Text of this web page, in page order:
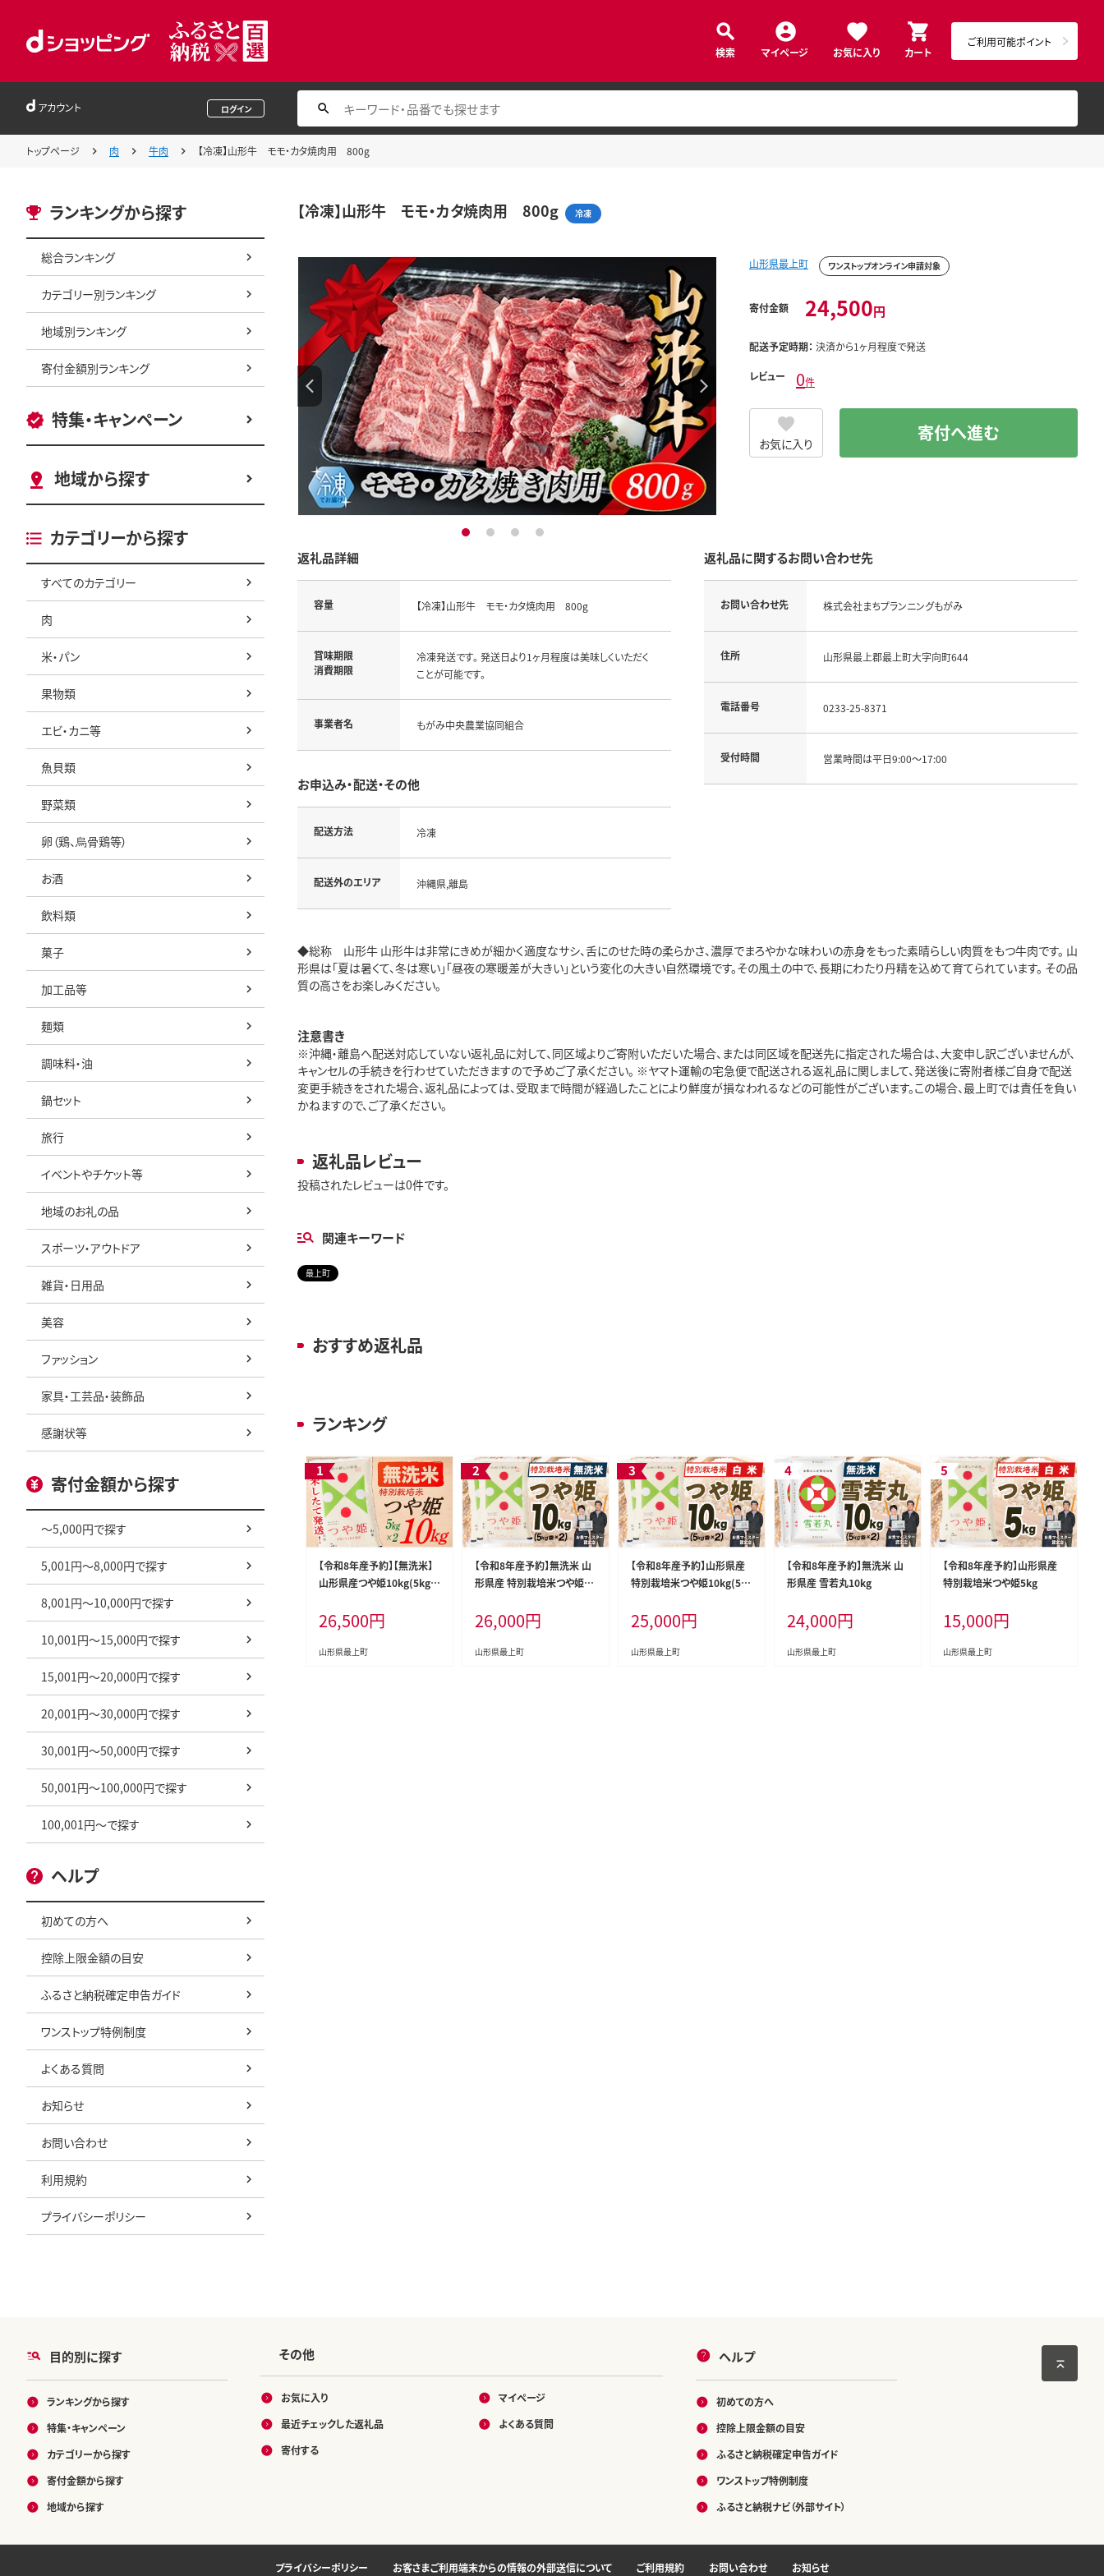
検索 マイページ お気に入り カート
ご利用可能ポイント
アカウント ログイン
トップページ 肉 牛肉 【冷凍】山形牛 モモ・カタ焼肉用 800g
ランキングから探す
総合ランキング
カテゴリー別ランキング
地域別ランキング
寄付金額別ランキング
特集・キャンペーン
地域から探す
カテゴリーから探す
すべてのカテゴリー
肉
米・パン
果物類
エビ・カニ等
魚貝類
野菜類
卵（鶏、烏骨鶏等）
お酒
飲料類
菓子
加工品等
麺類
調味料・油
鍋セット
旅行
イベントやチケット等
地域のお礼の品
スポーツ・アウトドア
雑貨・日用品
美容
ファッション
家具・工芸品・装飾品
感謝状等
寄付金額から探す
～5,000円で探す
5,001円～8,000円で探す
8,001円～10,000円で探す
10,001円～15,000円で探す
15,001円～20,000円で探す
20,001円～30,000円で探す
30,001円～50,000円で探す
50,001円～100,000円で探す
100,001円～で探す
ヘルプ
初めての方へ
控除上限金額の目安
ふるさと納税確定申告ガイド
ワンストップ特例制度
よくある質問
お知らせ
お問い合わせ
利用規約
プライバシーポリシー
【冷凍】山形牛 モモ・カタ焼肉用 800g 冷凍
1 2 3 4
山形県最上町 ワンストップオンライン申請対象
寄付金額 24,500円
配送予定時期： 決済から1ヶ月程度で発送
レビュー 0件
お気に入り 寄付へ進む
返礼品詳細
容量 【冷凍】山形牛 モモ・カタ焼肉用 800g
賞味期限
消費期限
冷凍発送です。 発送日より1ヶ月程度は美味しくいただく
ことが可能です。
事業者名 もがみ中央農業協同組合
お申込み・配送・その他
配送方法 冷凍
配送外のエリア 沖縄県,離島
返礼品に関するお問い合わせ先
お問い合わせ先 株式会社まちプランニングもがみ
住所 山形県最上郡最上町大字向町644
電話番号 0233-25-8371
受付時間 営業時間は平日9:00～17:00
◆総称 山形牛 山形牛は非常にきめが細かく適度なサシ、舌にのせた時の柔らかさ、濃厚でまろやかな味わいの赤身をもった素晴らしい肉質をもつ牛肉です。 山
形県は「夏は暑くて、冬は寒い」「昼夜の寒暖差が大きい」という変化の大きい自然環境です。その風土の中で、長期にわたり丹精を込めて育てられています。 その品
質の高さをお楽しみください。
注意書き
※沖縄・離島へ配送対応していない返礼品に対して、同区域よりご寄附いただいた場合、または同区域を配送先に指定された場合は、大変申し訳ございませんが、
キャンセルの手続きを行わせていただきますので予めご了承ください。 ※ヤマト運輸の宅急便で配送される返礼品に関しまして、発送後に寄附者様ご自身で配送
変更手続きをされた場合、返礼品によっては、受取まで時間が経過したことにより鮮度が損なわれるなどの可能性がございます。この場合、最上町では責任を負い
かねますので、ご了承ください。
返礼品レビュー
投稿されたレビューは0件です。
関連キーワード
最上町
おすすめ返礼品
ランキング
【令和8年産予約】【無洗米】
山形県産つや姫10kg(5kg×
26,500円
山形県最上町
【令和8年産予約】無洗米 山
形県産 特別栽培米つや姫10
26,000円
山形県最上町
【令和8年産予約】山形県産
特別栽培米つや姫10kg(5㎏
25,000円
山形県最上町
【令和8年産予約】無洗米 山
形県産 雪若丸10kg
24,000円
山形県最上町
【令和8年産予約】山形県産
特別栽培米つや姫5kg
15,000円
山形県最上町
目的別に探す
ランキングから探す
特集・キャンペーン
カテゴリーから探す
寄付金額から探す
地域から探す
その他
お気に入り
最近チェックした返礼品
寄付する
マイページ
よくある質問
ヘルプ
初めての方へ
控除上限金額の目安
ふるさと納税確定申告ガイド
ワンストップ特例制度
ふるさと納税ナビ（外部サイト）
プライバシーポリシー お客さまご利用端末からの情報の外部送信について ご利用規約 お問い合わせ お知らせ